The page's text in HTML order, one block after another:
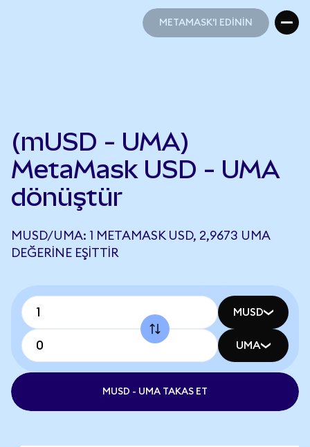
METAMASK'I EDİNİN
(mUSD - UMA)
MetaMask USD - UMA
dönüştür
MUSD/UMA: 1 METAMASK USD, 2,9673 UMA
DEĞERINE EŞITTIR
MUSD
UMA
MUSD - UMA TAKAS ET